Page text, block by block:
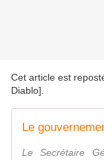
Cet article est
Diablo]
Le Secrétaire